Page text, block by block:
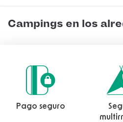
Campings en los
Pago seguro